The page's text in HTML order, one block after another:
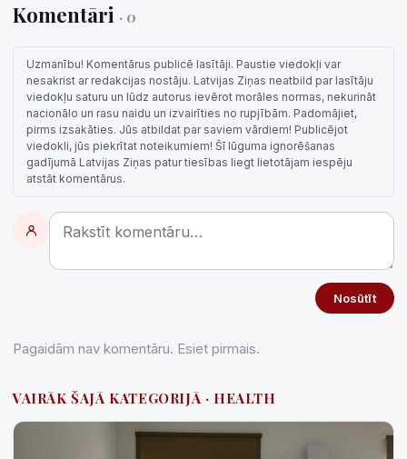
Komentāri · 0
Uzmanību! Komentārus publicē lasītāji. Paustie viedokļi var
nesakrist ar redakcijas nostāju. Latvijas Ziņas neatbild par lasītāju
viedokļu saturu un lūdz autorus ievērot morāles normas, nekurināt
nacionālo un rasu naidu un izvairīties no rupjībām. Padomājiet,
pirms izsakāties. Jūs atbildat par saviem vārdiem! Publicējot
viedokli, jūs piekrītat noteikumiem! Šī lūguma ignorēšanas
gadījumā Latvijas Ziņas patur tiesības liegt lietotājam iespēju
atstāt komentārus.
Nosūtīt
Pagaidām nav komentāru. Esiet pirmais.
VAIRĀK ŠAJĀ KATEGORIJĀ · HEALTH